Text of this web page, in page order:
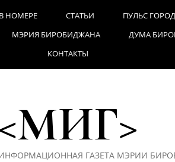
НОМЕРЕ СТАТЬИ ПУЛЬС
МЭРИЯ БИРОБИДЖАНА ДУМА
КОНТАКТЫ
ГАЗЕТА МЭРИИ